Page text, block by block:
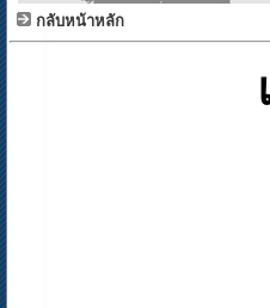
กลับหน้าหลัก